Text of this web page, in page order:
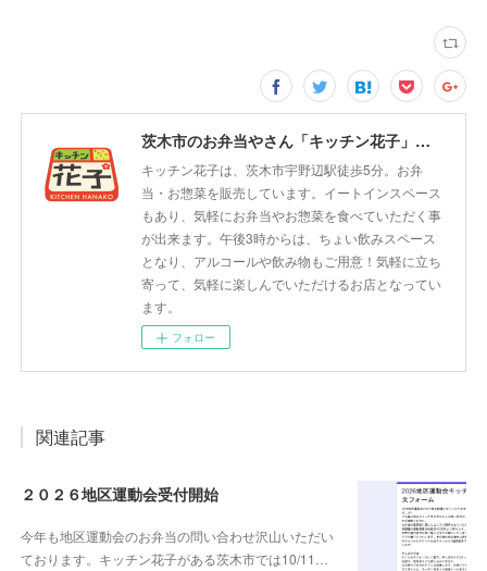
茨木市のお弁当やさん「キッチン花子」ちょい飲みスペース「サウス」
キッチン花子は、茨木市宇野辺駅徒歩5分。お弁
当・お惣菜を販売しています。イートインスペース
もあり、気軽にお弁当やお惣菜を食べていただく事
が出来ます。午後3時からは、ちょい飲みスペース
となり、アルコールや飲み物もご用意！気軽に立ち
寄って、気軽に楽しんでいただけるお店となってい
ます。
フォロー
関連記事
２０２６地区運動会受付開始
今年も地区運動会のお弁当の問い合わせ沢山いただい
ております。キッチン花子がある茨木市では10/11…